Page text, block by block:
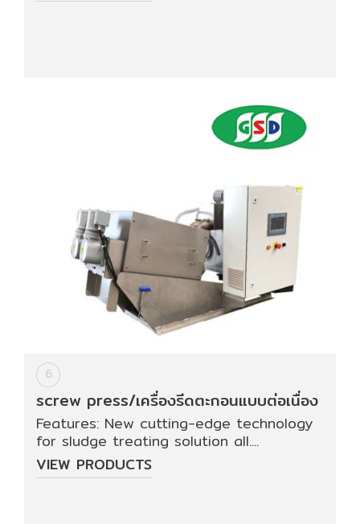
6
screw press/เครื่องรีดตะกอนแบบต่อเนื่อง
Features: New cutting-edge technology
for sludge treating solution all....
VIEW PRODUCTS